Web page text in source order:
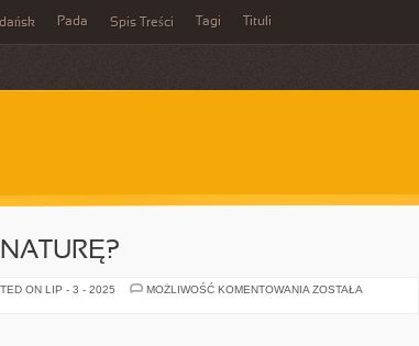
Pada Spis Treści Tagi Tituli
ON LIP - 3 - 2025 MOŻLIWOŚĆ KOMENTOWANIA CZY
ZOSTAŁA